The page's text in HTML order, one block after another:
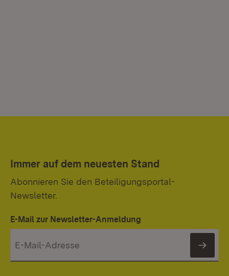
Immer auf dem neuesten Stand
Abonnieren Sie den Beteiligungsportal-
Newsletter.
E-Mail zur Newsletter-Anmeldung